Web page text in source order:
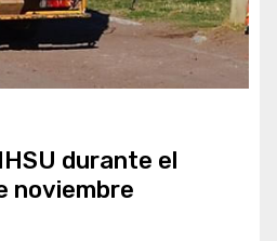
durante el
noviembre